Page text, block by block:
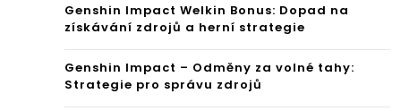
Genshin Impact Welkin Bonus: Dopad na
získávání zdrojů a herní strategie
Genshin Impact – Odměny za volné tahy:
Strategie pro správu zdrojů